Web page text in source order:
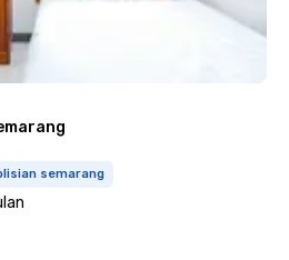
semarang